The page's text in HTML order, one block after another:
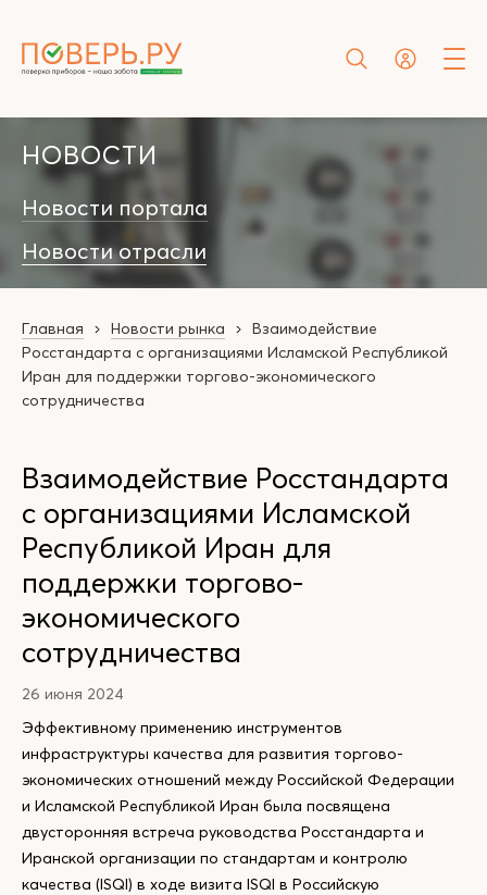
НОВОСТИ
Новости портала
Новости отрасли
Главная Новости рынка
Взаимодействие
Росстандарта с организациями Исламской Республикой
Иран для поддержки торгово-экономического
сотрудничества
Взаимодействие Росстандарта
с организациями Исламской
Республикой Иран для
поддержки торгово-
экономического
сотрудничества
26 июня 2024
Эффективному применению инструментов
инфраструктуры качества для развития торгово-
экономических отношений между Российской Федерации
и Исламской Республикой Иран была посвящена
двусторонняя встреча руководства Росстандарта и
Иранской организации по стандартам и контролю
качества (ISQI) в ходе визита ISQI в Российскую